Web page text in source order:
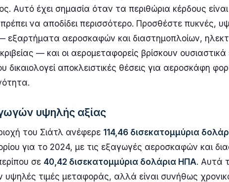
Αυτό έχει σημασία όταν τα περιθώρια κέρδους
να αποδίδει περισσότερο. Προσθέστε πυκνές,
αεροσκαφών και διαστημοπλοίων,
— και οι αερομεταφορείς βρίσκουν
δικαιολογεί αποκλειστικές θέσεις για αεροσκάφη
υψηλής αξίας
του Σιάτλ ανέφερε 114,46 δισεκατομμύρια
για το 2024, με τις εξαγωγές αεροσκαφών και
σε 40,42 δισεκατομμύρια δολάρια ΗΠΑ. Αυτά
υψηλές τιμές μεταφοράς, αλλά είναι συνήθως